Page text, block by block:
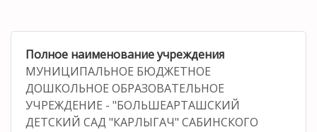
Полное наименование учреждения
МУНИЦИПАЛЬНОЕ БЮДЖЕТНОЕ
ДОШКОЛЬНОЕ ОБРАЗОВАТЕЛЬНОЕ
УЧРЕЖДЕНИЕ - "БОЛЬШЕАРТАШСКИЙ
ДЕТСКИЙ САД "КАРЛЫГАЧ" САБИНСКОГО